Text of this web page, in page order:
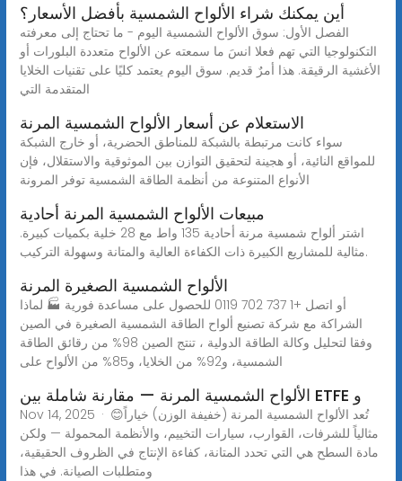
أين يمكنك شراء الألواح الشمسية بأفضل الأسعار؟
الفصل الأول: سوق الألواح الشمسية اليوم - ما تحتاج إلى معرفته
التكنولوجيا التي تهم فعلا انسَ ما سمعته عن الألواح متعددة البلورات أو
الأغشية الرقيقة. هذا أمرٌ قديم. سوق اليوم يعتمد كليًا على تقنيات الخلايا
المتقدمة التي
الاستعلام عن أسعار الألواح الشمسية المرنة
سواء كانت مرتبطة بالشبكة للمناطق الحضرية، أو خارج الشبكة
للمواقع النائية، أو هجينة لتحقيق التوازن بين الموثوقية والاستقلال، فإن
الأنواع المتنوعة من أنظمة الطاقة الشمسية توفر المرونة
مبيعات الألواح الشمسية المرنة أحادية
اشتر ألواح شمسية مرنة أحادية 135 واط مع 28 خلية بكميات كبيرة.
مثالية للمشاريع الكبيرة ذات الكفاءة العالية والمتانة وسهولة التركيب.
الألواح الشمسية الصغيرة المرنة
أو اتصل +1 737 702 0119 للحصول على مساعدة فورية 🏭 لماذا
الشراكة مع شركة تصنيع ألواح الطاقة الشمسية الصغيرة في الصين
وفقا لتحليل وكالة الطاقة الدولية ، تنتج الصين 98% من رقائق الطاقة
الشمسية، و92% من الخلايا، و85% من الألواح على
الألواح الشمسية المرنة — مقارنة شاملة بين ETFE و
Nov 14, 2025 · 😊تُعد الألواح الشمسية المرنة (خفيفة الوزن) خياراً
مثالياً للشرفات، القوارب، سيارات التخييم، والأنظمة المحمولة — ولكن
مادة السطح هي التي تحدد المتانة، كفاءة الإنتاج في الظروف الحقيقية،
ومتطلبات الصيانة. في هذا